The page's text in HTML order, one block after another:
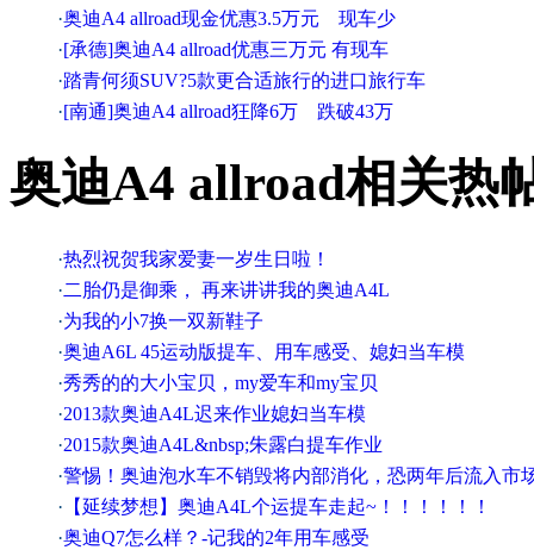
·奥迪A4 allroad现金优惠3.5万元 现车少
·[承德]奥迪A4 allroad优惠三万元 有现车
·踏青何须SUV?5款更合适旅行的进口旅行车
·[南通]奥迪A4 allroad狂降6万 跌破43万
奥迪A4 allroad相关热
·热烈祝贺我家爱妻一岁生日啦！
·二胎仍是御乘， 再来讲讲我的奥迪A4L
·为我的小7换一双新鞋子
·奥迪A6L 45运动版提车、用车感受、媳妇当车模
·秀秀的的大小宝贝，my爱车和my宝贝
·2013款奥迪A4L迟来作业媳妇当车模
·2015款奥迪A4L&nbsp;朱露白提车作业
·警惕！奥迪泡水车不销毁将内部消化，恐两年后流入市
· 【延续梦想】奥迪A4L个运提车走起~！！！！！！
·奥迪Q7怎么样？-记我的2年用车感受